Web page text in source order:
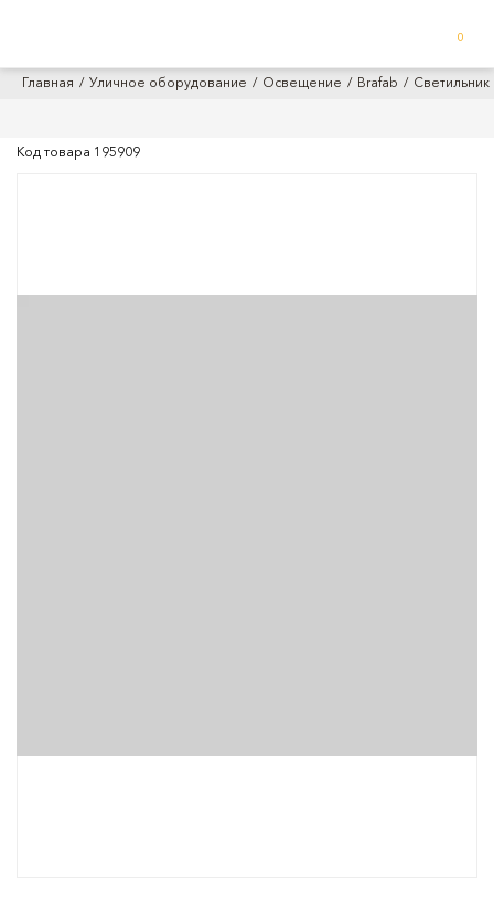
0
Главная Уличное оборудование Освещение Brafab Светильник
Код товара 195909